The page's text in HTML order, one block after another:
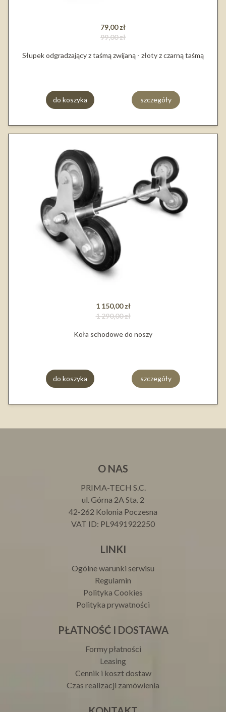
79,00 zł
99,00 zł
Słupek odgradzający z taśmą zwijaną - złoty z czarną taśmą
do koszyka szczegóły
1 150,00 zł
1 290,00 zł
Koła schodowe do noszy
do koszyka szczegóły
O NAS
PRIMA-TECH S.C.
ul. Górna 2A Sta. 2
42-262 Kolonia Poczesna
VAT ID: PL9491922250
LINKI
Ogólne warunki serwisu
Regulamin
Polityka Cookies
Polityka prywatności
PŁATNOŚĆ I DOSTAWA
Formy płatności
Leasing
Cennik i koszt dostaw
Czas realizacji zamówienia